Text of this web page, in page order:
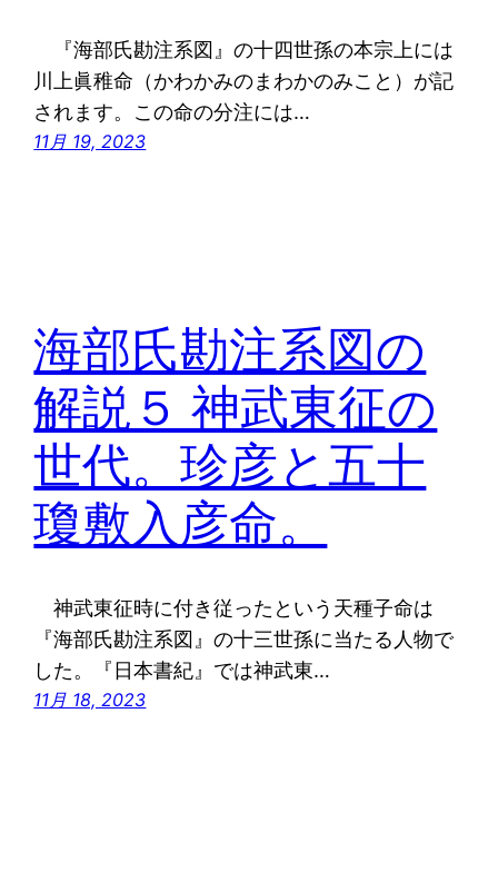
『海部氏勘注系図』の十四世孫の本宗上には
川上眞稚命（かわかみのまわかのみこと）が記
されます。この命の分注には…
11月 19, 2023
海部氏勘注系図の
解説５ 神武東征の
世代。珍彦と五十
瓊敷入彦命。
神武東征時に付き従ったという天種子命は
『海部氏勘注系図』の十三世孫に当たる人物で
した。『日本書紀』では神武東…
11月 18, 2023